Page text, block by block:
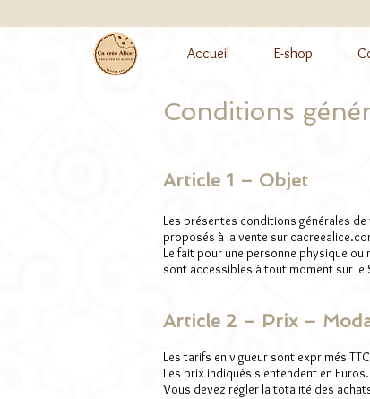
Accueil E-shop
Conditions
Article 1 – Objet
Les présentes conditions générales
proposés à la vente sur
Le fait pour une personne physique
sont accessibles à tout moment sur
Article 2 – Prix –
Les tarifs en vigueur sont exprimés
Les prix indiqués s'entendent en Euros.
Vous devez régler la totalité des